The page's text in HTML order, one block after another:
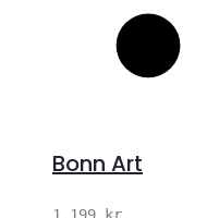
Bonn Art
1,199 kr.